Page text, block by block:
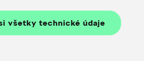
všetky technické údaje